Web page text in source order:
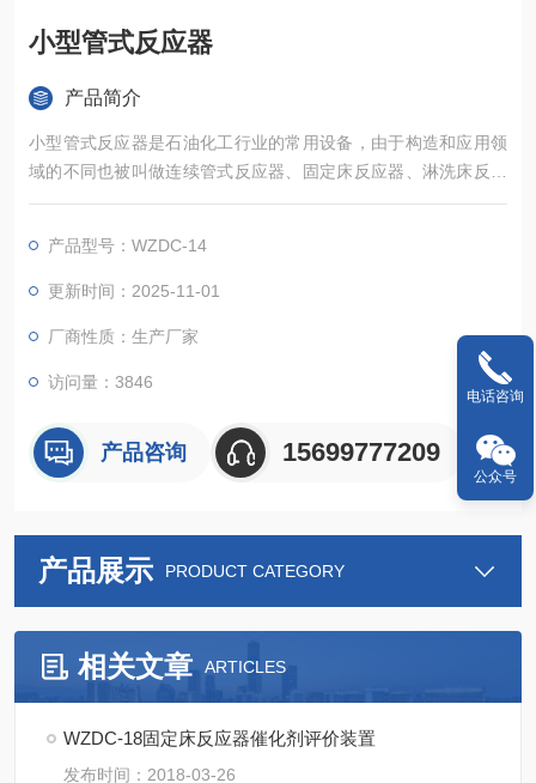
小型管式反应器
产品简介
小型管式反应器是石油化工行业的常用设备，由于构造和应用领
域的不同也被叫做连续管式反应器、固定床反应器、淋洗床反应
器、泡罩塔柱反应器等。
产品型号：WZDC-14
更新时间：2025-11-01
厂商性质：生产厂家
访问量：3846
产品咨询 15699777209
产品展示 PRODUCT CATEGORY
相关文章 ARTICLES
WZDC-18固定床反应器催化剂评价装置
发布时间：2018-03-26
电话咨询
公众号